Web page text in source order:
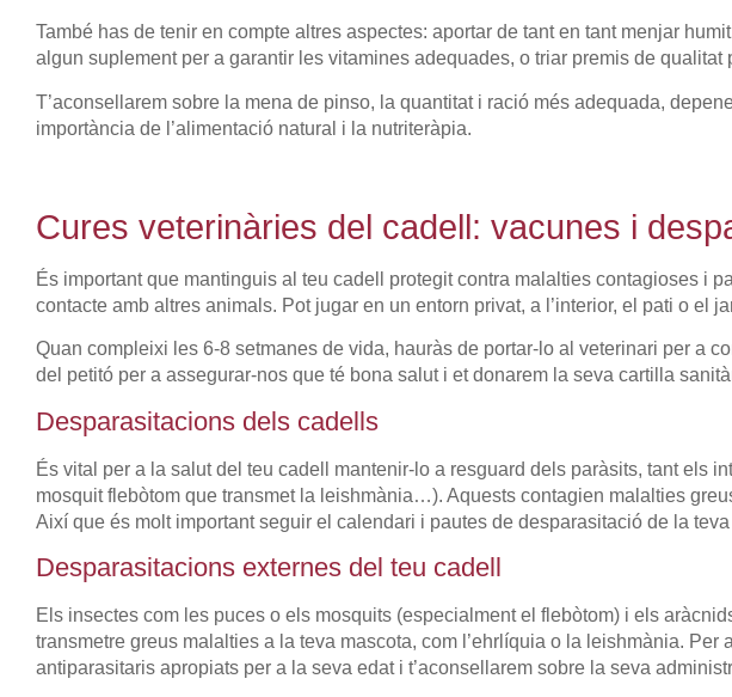
També has de tenir en compte altres aspectes: aportar de tant en tant menjar
algun suplement per a garantir les vitamines adequades, o triar premis de
T’aconsellarem sobre la mena de pinso, la quantitat i ració més adequada,
importància de l’alimentació natural i la nutriteràpia.
Cures veterinàries del cadell: vacunes i
És important que mantinguis al teu cadell protegit contra malalties contagioses i
contacte amb altres animals. Pot jugar en un entorn privat, a l’interior, el pati o el
Quan compleixi les 6-8 setmanes de vida, hauràs de portar-lo al veterinari per a
del petitó per a assegurar-nos que té bona salut i et donarem la seva cartilla
Desparasitacions dels cadells
És vital per a la salut del teu cadell mantenir-lo a resguard dels paràsits, tant els
mosquit flebòtom que transmet la leishmània…). Aquests contagien malalties
Així que és molt important seguir el calendari i pautes de desparasitació de la
Desparasitacions externes del teu cadell
Els insectes com les puces o els mosquits (especialment el flebòtom) i els
transmetre greus malalties a la teva mascota, com l’ehrlíquia o la leishmània.
antiparasitaris apropiats per a la seva edat i t’aconsellarem sobre la seva